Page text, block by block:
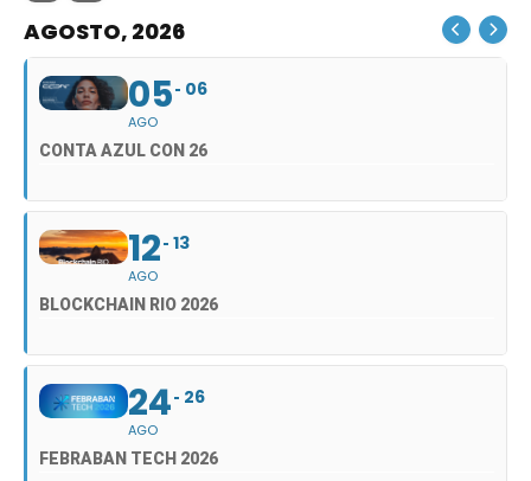
AGOSTO, 2026
05
AGO
06
CONTA AZUL CON 26
12
AGO
13
BLOCKCHAIN RIO 2026
24
AGO
26
FEBRABAN TECH 2026